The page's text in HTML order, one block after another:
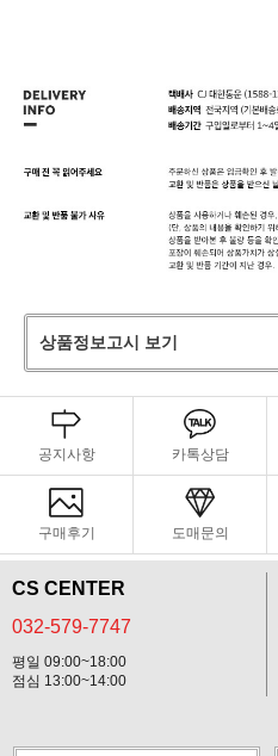
상품정보고시 보기
공지사항 카톡상담
구매후기 도매문의
CS CENTER
032-579-7747
평일 09:00~18:00
점심 13:00~14:00